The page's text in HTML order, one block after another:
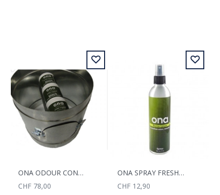
ONA ODOUR CONTROL DUCT 315MM
CHF 78,00
ONA SPRAY FRESH LINEN 250G
CHF 12,90